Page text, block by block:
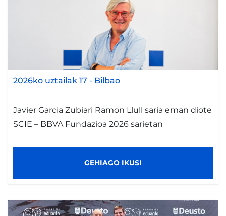
2026ko uztailak 17 - Bilbao
Javier Garcia Zubiari Ramon Llull saria eman diote
SCIE – BBVA Fundazioa 2026 sarietan
GEHIAGO IKUSI